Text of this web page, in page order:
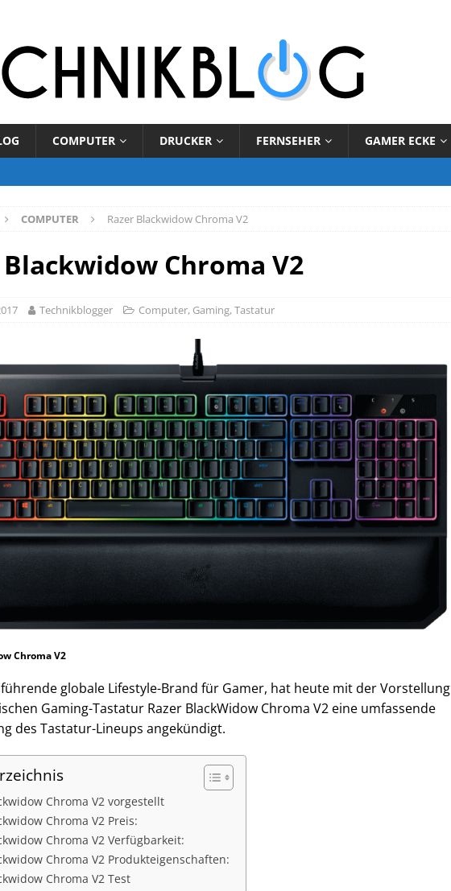
COMPUTER DRUCKER FERNSEHER GAMER ECKE
COMPUTER Razer Blackwidow Chroma V2
Blackwidow Chroma V2
Technikblogger Computer, Gaming,Tastatur
Chroma V2
globale Lifestyle-Brand für Gamer, hat heute mit der Vorstellung
Gaming-Tastatur Razer BlackWidow Chroma V2 eine umfassende
des Tastatur-Lineups angekündigt.
Chroma V2 vorgestellt
Chroma V2 Preis:
Chroma V2 Verfügbarkeit:
Chroma V2 Produkteigenschaften:
Chroma V2 Test